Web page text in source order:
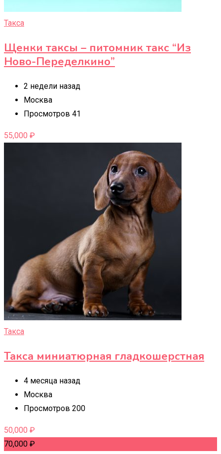
Такса
Щенки таксы – питомник такс “Из
Ново-Переделкино”
2 недели назад
Москва
Просмотров 41
55,000 ₽
Такса
Такса миниатюрная гладкошерстная
4 месяца назад
Москва
Просмотров 200
50,000 ₽
70,000 ₽